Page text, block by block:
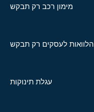
מימון רכב רק תבקש
הלוואות לעסקים רק תבקש
עגלת תינוקות